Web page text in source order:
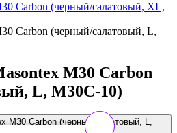
Carbon (черный/салатовый, XL,
Carbon (черный/салатовый, L,
M30 Carbon
L, M30C-10)